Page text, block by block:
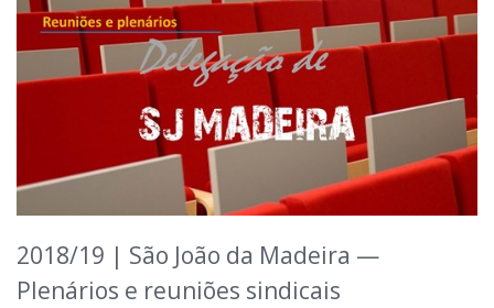
2018/19 | São João da Madeira —
Plenários e reuniões sindicais